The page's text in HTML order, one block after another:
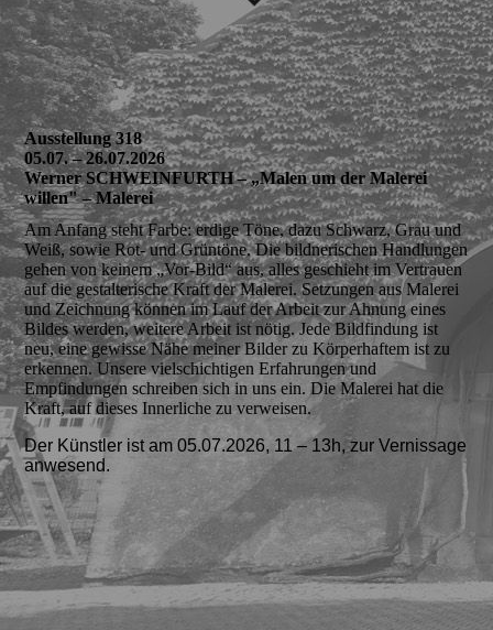
Ausstellung 318
05.07. – 26.07.2026
Werner SCHWEINFURTH – „Malen um der Malerei
willen" – Malerei
Am Anfang steht Farbe: erdige Töne, dazu Schwarz, Grau und
Weiß, sowie Rot- und Grüntöne. Die bildnerischen Handlungen
gehen von keinem „Vor-Bild“ aus, alles geschieht im Vertrauen
auf die gestalterische Kraft der Malerei. Setzungen aus Malerei
und Zeichnung können im Lauf der Arbeit zur Ahnung eines
Bildes werden, weitere Arbeit ist nötig. Jede Bildfindung ist
neu, eine gewisse Nähe meiner Bilder zu Körperhaftem ist zu
erkennen. Unsere vielschichtigen Erfahrungen und
Empfindungen schreiben sich in uns ein. Die Malerei hat die
Kraft, auf dieses Innerliche zu verweisen.
Der Künstler ist am 05.07.2026, 11 – 13h, zur Vernissage
anwesend.